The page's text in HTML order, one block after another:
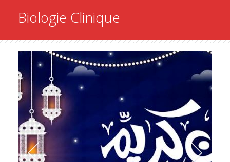
Biologie Clinique